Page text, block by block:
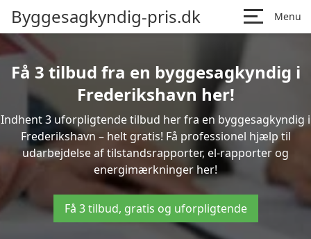
Byggesagkyndig-pris.dk Menu
Få 3 tilbud fra en byggesagkyndig i
Frederikshavn her!
Indhent 3 uforpligtende tilbud her fra en byggesagkyndig i
Frederikshavn – helt gratis! Få professionel hjælp til
udarbejdelse af tilstandsrapporter, el-rapporter og
energimærkninger her!
Få 3 tilbud, gratis og uforpligtende